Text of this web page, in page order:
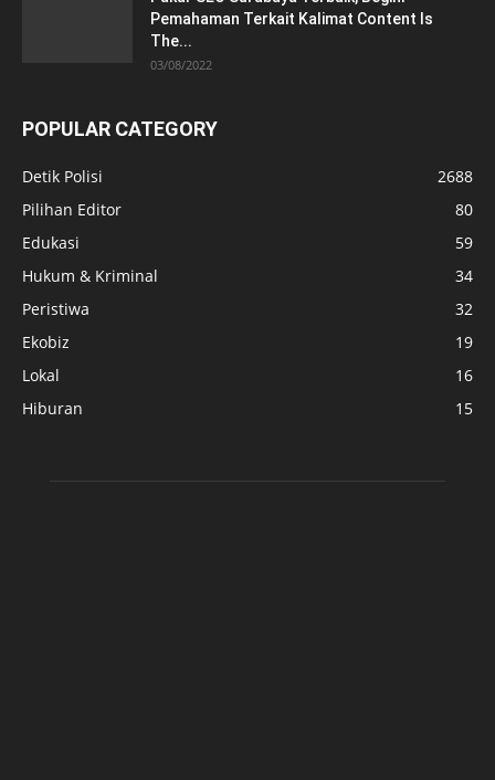
Pemahaman Terkait Kalimat Content Is
The...
03/08/2022
POPULAR CATEGORY
Detik Polisi
2688
Pilihan Editor
80
Edukasi
59
Hukum & Kriminal
34
Peristiwa
32
Ekobiz
19
Lokal
16
Hiburan
15